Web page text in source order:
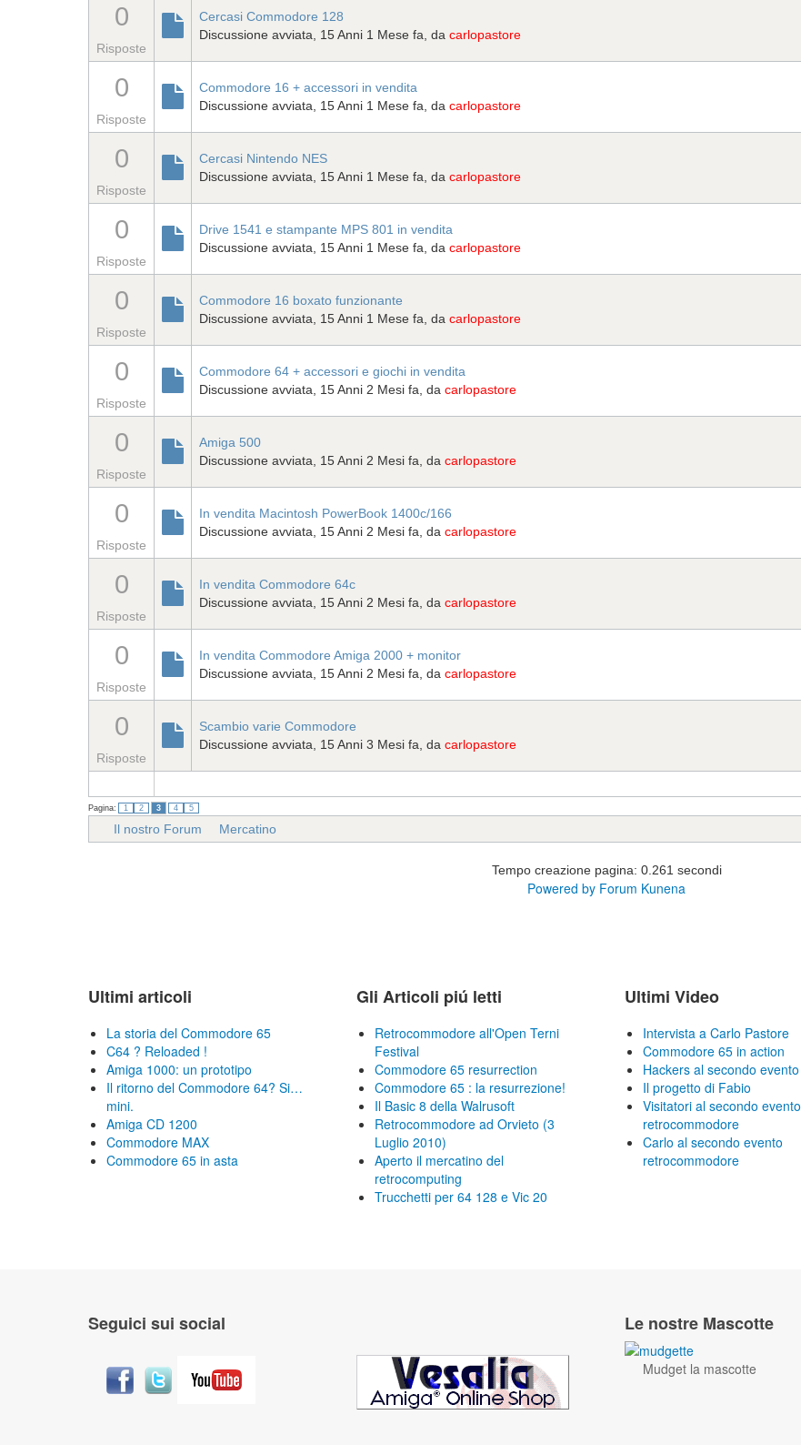
0
Risposte
Cercasi Commodore 128
Discussione avviata, 15 Anni 1 Mese fa, da carlopastore
0
Risposte
Commodore 16 + accessori in vendita
Discussione avviata, 15 Anni 1 Mese fa, da carlopastore
0
Risposte
Cercasi Nintendo NES
Discussione avviata, 15 Anni 1 Mese fa, da carlopastore
0
Risposte
Drive 1541 e stampante MPS 801 in vendita
Discussione avviata, 15 Anni 1 Mese fa, da carlopastore
0
Risposte
Commodore 16 boxato funzionante
Discussione avviata, 15 Anni 1 Mese fa, da carlopastore
0
Risposte
Commodore 64 + accessori e giochi in vendita
Discussione avviata, 15 Anni 2 Mesi fa, da carlopastore
0
Risposte
Amiga 500
Discussione avviata, 15 Anni 2 Mesi fa, da carlopastore
0
Risposte
In vendita Macintosh PowerBook 1400c/166
Discussione avviata, 15 Anni 2 Mesi fa, da carlopastore
0
Risposte
In vendita Commodore 64c
Discussione avviata, 15 Anni 2 Mesi fa, da carlopastore
0
Risposte
In vendita Commodore Amiga 2000 + monitor
Discussione avviata, 15 Anni 2 Mesi fa, da carlopastore
0
Risposte
Scambio varie Commodore
Discussione avviata, 15 Anni 3 Mesi fa, da carlopastore
Pagina: 1 2 3 4 5
Il nostro Forum Mercatino
Tempo creazione pagina: 0.261 secondi
Powered by Forum Kunena
Ultimi articoli
La storia del Commodore 65
C64 ? Reloaded !
Amiga 1000: un prototipo
Il ritorno del Commodore 64? Si…
mini.
Amiga CD 1200
Commodore MAX
Commodore 65 in asta
Gli Articoli piú letti
Retrocommodore all'Open Terni
Festival
Commodore 65 resurrection
Commodore 65 : la resurrezione!
Il Basic 8 della Walrusoft
Retrocommodore ad Orvieto (3
Luglio 2010)
Aperto il mercatino del
retrocomputing
Trucchetti per 64 128 e Vic 20
Ultimi Video
Intervista a Carlo Pastore
Commodore 65 in action
Hackers al secondo evento
Il progetto di Fabio
Visitatori al secondo evento
retrocommodore
Carlo al secondo evento
retrocommodore
Seguici sui social Le nostre Mascotte
Mudget la mascotte